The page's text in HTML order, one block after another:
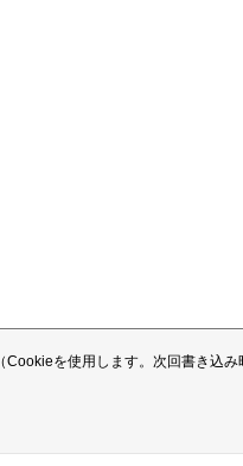
を使用します。次回書き込